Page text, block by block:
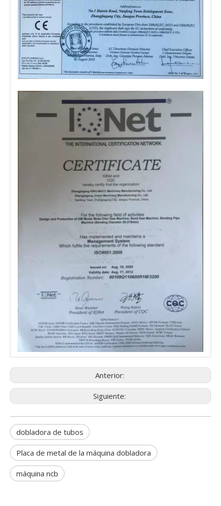
Anterior:
Siguiente:
dobladora de tubos
Placa de metal de la máquina dobladora
máquina ncb